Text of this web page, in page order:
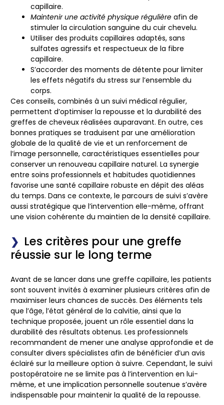
capillaire.
Maintenir une activité physique régulière afin de
stimuler la circulation sanguine du cuir chevelu.
Utiliser des produits capillaires adaptés, sans
sulfates agressifs et respectueux de la fibre
capillaire.
S’accorder des moments de détente pour limiter
les effets négatifs du stress sur l’ensemble du
corps.
Ces conseils, combinés à un suivi médical régulier,
permettent d’optimiser la repousse et la durabilité des
greffes de cheveux réalisées auparavant. En outre, ces
bonnes pratiques se traduisent par une amélioration
globale de la qualité de vie et un renforcement de
l’image personnelle, caractéristiques essentielles pour
conserver un renouveau capillaire naturel. La synergie
entre soins professionnels et habitudes quotidiennes
favorise une santé capillaire robuste en dépit des aléas
du temps. Dans ce contexte, le parcours de suivi s’avère
aussi stratégique que l’intervention elle-même, offrant
une vision cohérente du maintien de la densité capillaire.
Les critères pour une greffe
réussie sur le long terme
Avant de se lancer dans une greffe capillaire, les patients
sont souvent invités à examiner plusieurs critères afin de
maximiser leurs chances de succès. Des éléments tels
que l’âge, l’état général de la calvitie, ainsi que la
technique proposée, jouent un rôle essentiel dans la
durabilité des résultats obtenus. Les professionnels
recommandent de mener une analyse approfondie et de
consulter divers spécialistes afin de bénéficier d’un avis
éclairé sur la meilleure option à suivre. Cependant, le suivi
postopératoire ne se limite pas à l’intervention en lui-
même, et une implication personnelle soutenue s’avère
indispensable pour maintenir la qualité de la repousse.